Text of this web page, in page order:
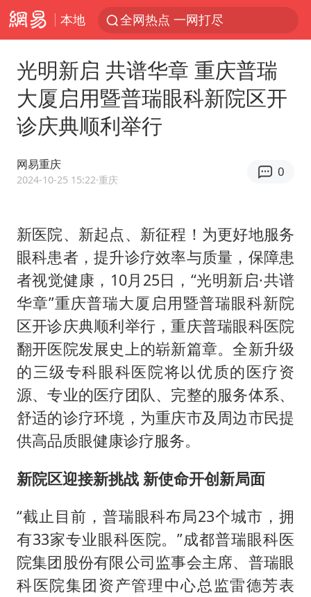
本地 全网热点 一网打尽
光明新启 共谱华章 重庆普瑞
大厦启用暨普瑞眼科新院区开
诊庆典顺利举行
网易重庆
2024-10-25 15:22·重庆
0
新医院、新起点、新征程！为更好地服务
眼科患者，提升诊疗效率与质量，保障患
者视觉健康，10月25日，“光明新启·共谱
华章”重庆普瑞大厦启用暨普瑞眼科新院
区开诊庆典顺利举行，重庆普瑞眼科医院
翻开医院发展史上的崭新篇章。全新升级
的三级专科眼科医院将以优质的医疗资
源、专业的医疗团队、完整的服务体系、
舒适的诊疗环境，为重庆市及周边市民提
供高品质眼健康诊疗服务。
新院区迎接新挑战 新使命开创新局面
“截止目前，普瑞眼科布局23个城市，拥
有33家专业眼科医院。”成都普瑞眼科医
院集团股份有限公司监事会主席、普瑞眼
科医院集团资产管理中心总监雷德芳表